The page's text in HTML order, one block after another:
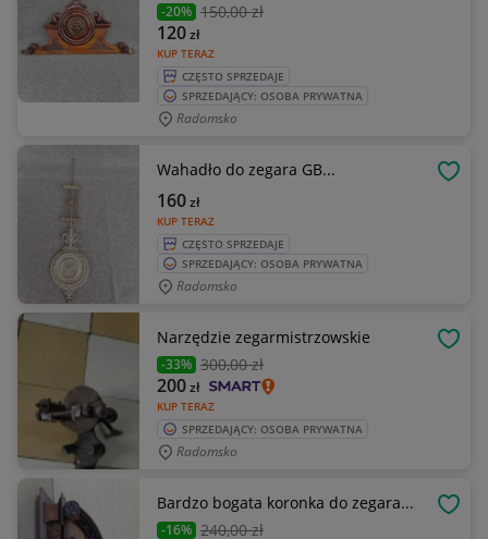
-20% 150,00 zł
KUP TERAZ
120zł
CZĘSTO SPRZEDAJE
SPRZEDAJĄCY: OSOBA PRYWATNA
Radomsko
Wahadło do zegara GB...
KUP TERAZ
160zł
CZĘSTO SPRZEDAJE
SPRZEDAJĄCY: OSOBA PRYWATNA
Radomsko
Narzędzie zegarmistrzowskie
-33% 300,00 zł
KUP TERAZ
200zł
SPRZEDAJĄCY: OSOBA PRYWATNA
Radomsko
Bardzo bogata koronka do zegara...
-16% 240,00 zł